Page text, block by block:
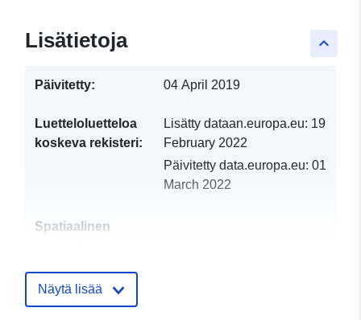
keyboard_arrow_up
Lisätietoja
Päivitetty: 04 April 2019
Luetteloluetteloa
koskeva rekisteri:
Lisätty dataan.europa.eu: 19
February 2022
Päivitetty data.europa.eu: 01
March 2022
Spatiaalinen
Tunnisteet:
Näytä lisää